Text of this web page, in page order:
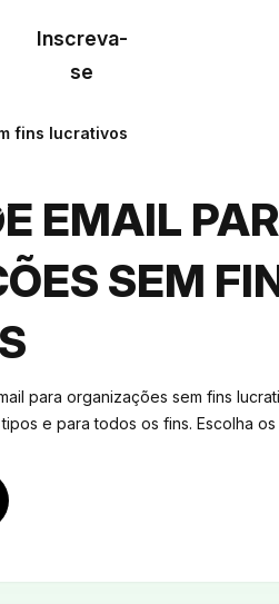
Inscreva-
se
fins lucrativos
EMAIL
SEM
para organizações sem fins
e para todos os fins. Escolha